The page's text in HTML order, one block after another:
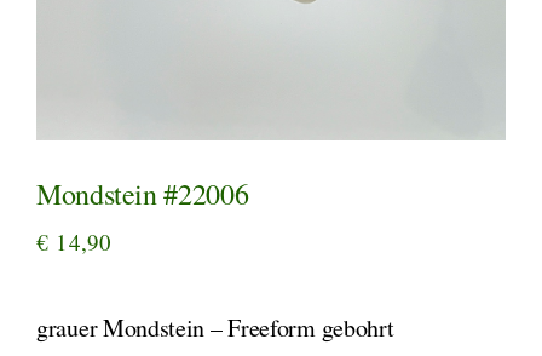
Mondstein #22006
€ 14,90
grauer Mondstein – Freeform gebohrt